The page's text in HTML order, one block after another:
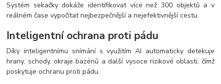
Systém sekačky dokáže identifikovat více než 300 objektů a v
reálném čase vypočítat nejbezpečnější a nejefektivnější cestu.
Inteligentní ochrana proti pádu
Díky inteligentnímu snímání s využitím AI automaticky detekuje
hrany, schody, okraje bazénů a další vysoce rizikové oblasti, čímž
poskytuje ochranu proti pádu.